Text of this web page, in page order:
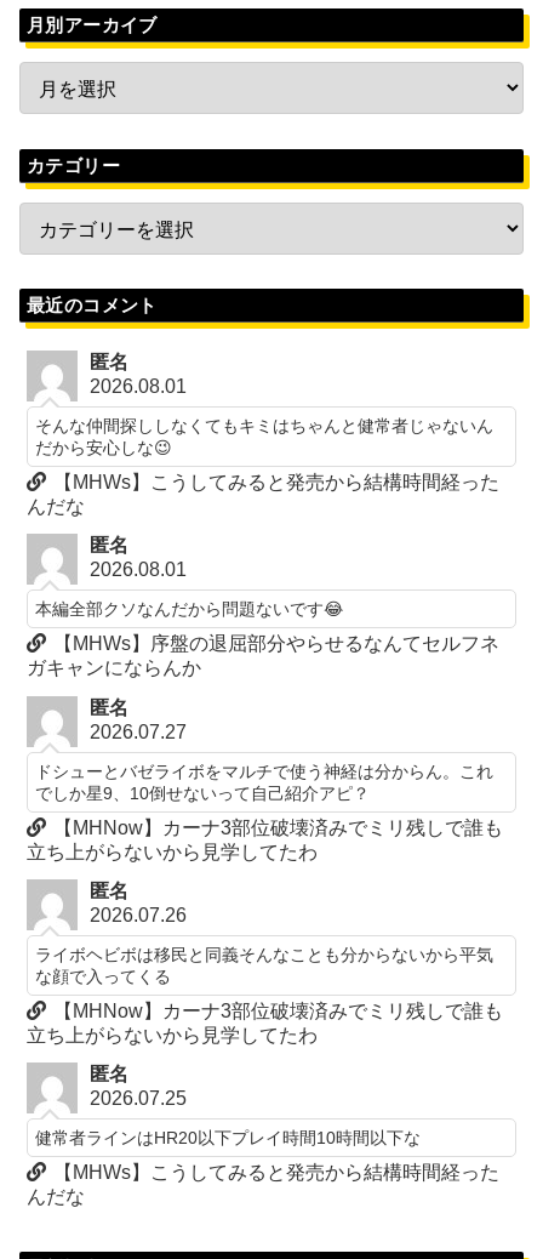
月別アーカイブ
カテゴリー
最近のコメント
匿名
2026.08.01
そんな仲間探ししなくてもキミはちゃんと健常者じゃないん
だから安心しな😉
【MHWs】こうしてみると発売から結構時間経った
んだな
匿名
2026.08.01
本編全部クソなんだから問題ないです😂
【MHWs】序盤の退屈部分やらせるなんてセルフネ
ガキャンにならんか
匿名
2026.07.27
ドシューとバゼライボをマルチで使う神経は分からん。これ
でしか星9、10倒せないって自己紹介アピ？
【MHNow】カーナ3部位破壊済みでミリ残しで誰も
立ち上がらないから見学してたわ
匿名
2026.07.26
ライボヘビボは移民と同義そんなことも分からないから平気
な顔で入ってくる
【MHNow】カーナ3部位破壊済みでミリ残しで誰も
立ち上がらないから見学してたわ
匿名
2026.07.25
健常者ラインはHR20以下プレイ時間10時間以下な
【MHWs】こうしてみると発売から結構時間経った
んだな